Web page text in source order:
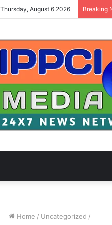
Thursday, August 6 2026 Breaking
Home / Uncategorized /